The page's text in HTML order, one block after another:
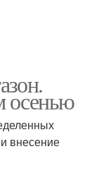
осенью
внесение